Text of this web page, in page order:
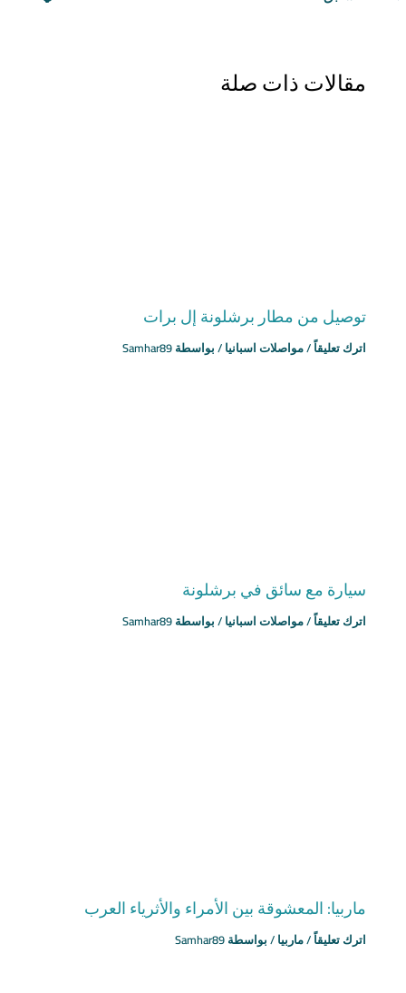
مقالات ذات صلة
توصيل من مطار برشلونة إل برات
اترك تعليقاً/مواصلات اسبانيا/ بواسطةSamhar89
سيارة مع سائق في برشلونة
اترك تعليقاً/مواصلات اسبانيا/ بواسطةSamhar89
ماربيا: المعشوقة بين الأمراء والأثرياء العرب
اترك تعليقاً/ماربيا/ بواسطةSamhar89